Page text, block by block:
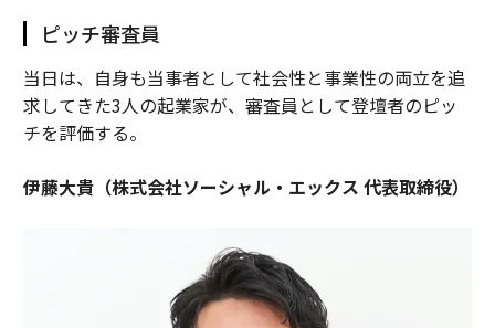
ピッチ審査員
当日は、自身も当事者として社会性と事業性の両立を追
求してきた3人の起業家が、審査員として登壇者のピッ
チを評価する。
伊藤大貴（株式会社ソーシャル・エックス 代表取締役）